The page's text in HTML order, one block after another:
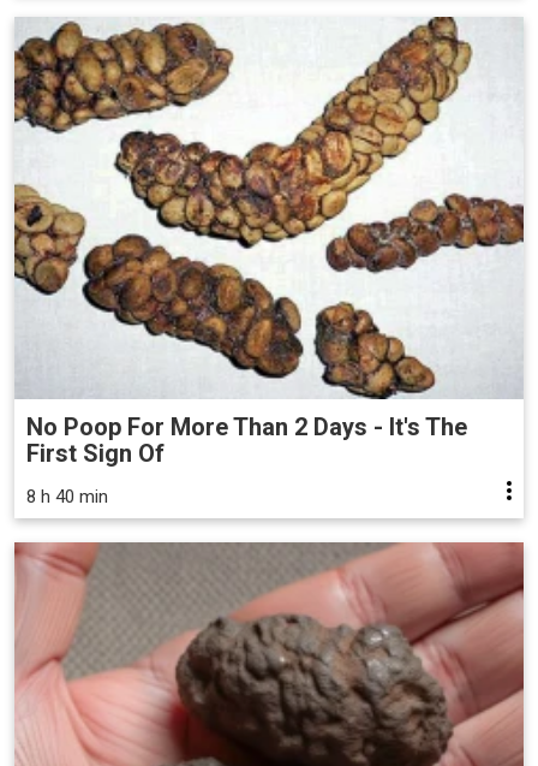
No Poop For More Than 2 Days - It's The
First Sign Of
8 h 40 min